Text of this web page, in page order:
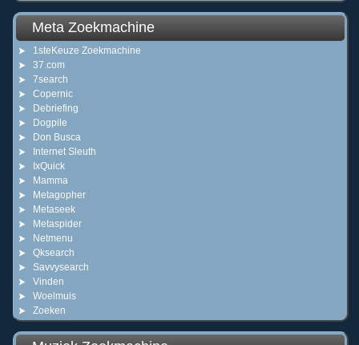
Meta Zoekmachine
1steKeuze Zoekmachine
37.com
7search
Copernic
Debriefing
Dogpile
Don Busca
Internet Sleuth
IxQuick
Mamma
Metagopher
Metaseek
Metaspider
Netmenu
Qksearch
Savvysearch
Vinden
Woelmuis
Zoeken